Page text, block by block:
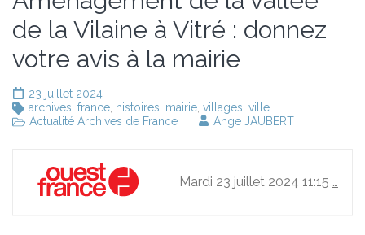
de la Vilaine à Vitré : donnez
votre avis à la mairie
23 juillet 2024
archives france histoires mairie villages ville
Actualité Archives de France
Ange JAUBERT
Mardi 23 juillet 2024 11:15 …